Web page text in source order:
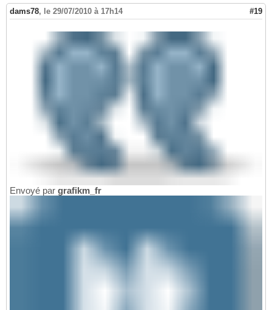
dams78, le 29/07/2010 à 17h14 #19
Envoyé par grafikm_fr